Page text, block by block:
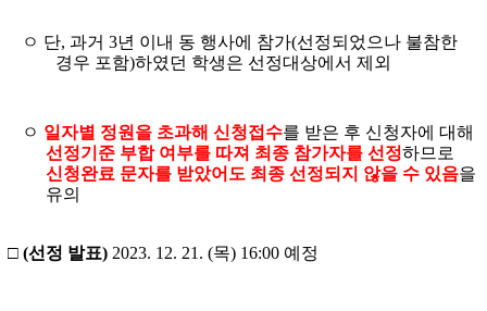
ㅇ 단, 과거 3년 이내 동 행사에 참가(선정되었으나 불참한
경우 포함)하였던 학생은 선정대상에서 제외
ㅇ 일자별 정원을 초과해 신청접수를 받은 후 신청자에 대해
선정기준 부합 여부를 따져 최종 참가자를 선정하므로
신청완료 문자를 받았어도 최종 선정되지 않을 수 있음을
유의
□(선정 발표) 2023. 12. 21. (목) 16:00 예정